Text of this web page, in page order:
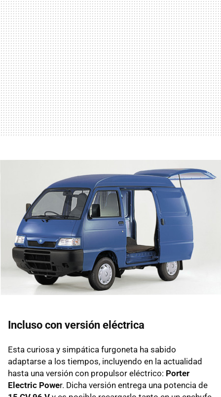
Incluso con versión eléctrica
Esta curiosa y simpática furgoneta ha sabido
adaptarse a los tiempos, incluyendo en la actualidad
hasta una versión con propulsor eléctrico: Porter
Electric Power. Dicha versión entrega una potencia de